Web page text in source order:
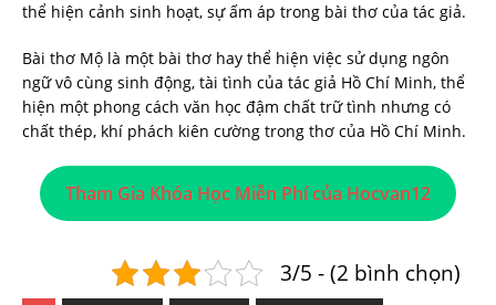
thể hiện cảnh sinh hoạt, sự ấm áp trong bài thơ của tác giả.
Bài thơ Mộ là một bài thơ hay thể hiện việc sử dụng ngôn
ngữ vô cùng sinh động, tài tình của tác giả Hồ Chí Minh, thể
hiện một phong cách văn học đậm chất trữ tình nhưng có
chất thép, khí phách kiên cường trong thơ của Hồ Chí Minh.
Tham Gia Khóa Học Miễn Phí của Hocvan12
3/5 - (2 bình chọn)